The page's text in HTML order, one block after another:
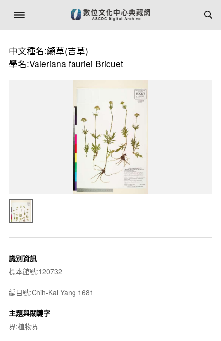
中文種名:纈草(吉草)
學名:Valeriana fauriei Briquet
識別資訊
標本館號:120732
編目號:Chih-Kai Yang 1681
主題與關鍵字
界:植物界